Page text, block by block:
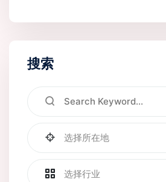
搜索
选择所在地
选择行业